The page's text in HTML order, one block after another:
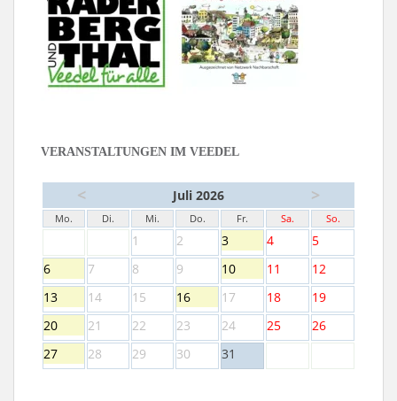
VERANSTALTUNGEN IM VEEDEL
< Juli 2026 >
Mo. Di. Mi. Do. Fr. Sa. So.
1 2 3 4
5
6
7 8 9 10 11
12
13
14 15 16 17 18
19
20
21 22 23 24 25
26
27
28 29 30 31